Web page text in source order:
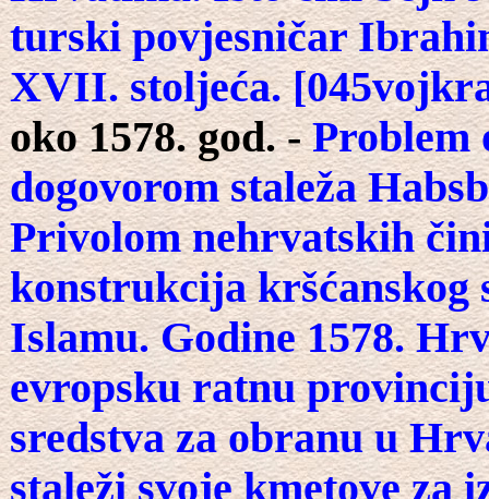
turski povjesničar
XVII. stoljeća.
oko 1578. god. -Problem
dogovorom staleža
Privolom nehrvatskih
konstrukcija kršćanskog
Islamu. Godine 1578.
evropsku ratnu
sredstva za obranu u
staleži svoje kmetove